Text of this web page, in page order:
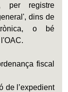
per registre
dins de
o bé
fiscal
de l’expedient